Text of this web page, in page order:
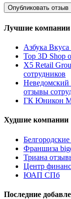
Лучшие компании
Азбука
Top 3D Shop
X5 Retail
сотрудников
отзывы
ГК Юникон
Худшие компании
Франшиза
Триана
Центр
ЮАП СПб
Последние